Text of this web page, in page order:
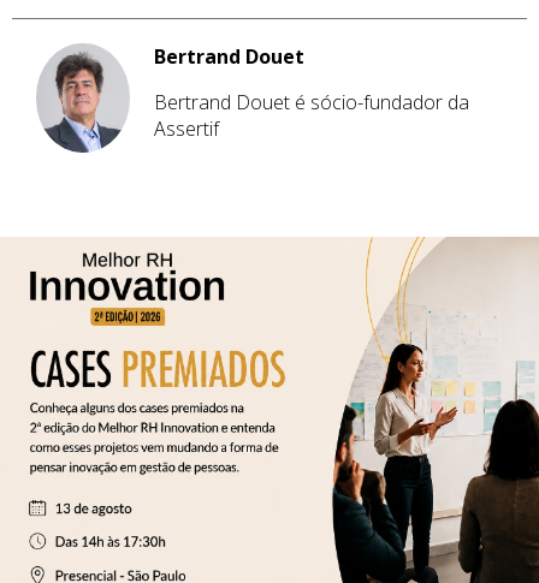
Bertrand Douet
Bertrand Douet é sócio-fundador da
Assertif